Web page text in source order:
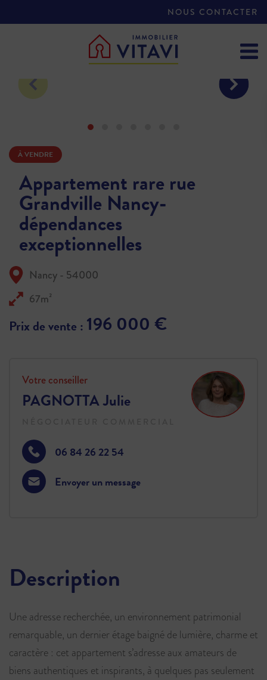
NOUS CONTACTER
À VENDRE
Appartement rare rue
Grandville Nancy-
dépendances
exceptionnelles
Nancy - 54000
67m²
Prix de vente : 196 000 €
Votre conseiller
PAGNOTTA Julie
06 84 26 22 54
Envoyer un message
Description
Une adresse recherchée, un environnement patrimonial
remarquable, un dernier étage baigné de lumière, charme et
caractère : cet appartement s’adresse aux amateurs de
biens authentiques et inspirants, à quelques pas seulement